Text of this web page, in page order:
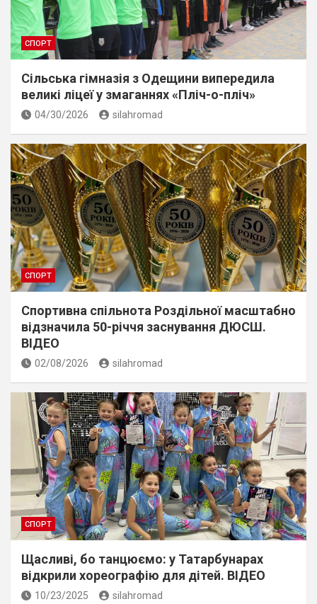
СПОРТ
Сільська гімназія з Одещини випередила
великі ліцеї у змаганнях «Пліч-о-пліч»
04/30/2026 silahromad
СПОРТ
Спортивна спільнота Роздільної масштабно
відзначила 50-річчя заснування ДЮСШ.
ВІДЕО
02/08/2026 silahromad
СПОРТ
Щасливі, бо танцюємо: у Татарбунарах
відкрили хореографію для дітей. ВІДЕО
10/23/2025 silahromad